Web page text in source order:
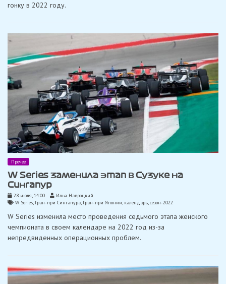
гонку в 2022 году.
Прочее
W Series заменила этап в Сузуке на
Сингапур
28 июля, 14:00
Илья Навроцкий
W Series Гран-при Сингапура Гран-при Японии календарь сезон-2022
W Series изменила место проведения седьмого этапа женского
чемпионата в своем календаре на 2022 год из-за
непредвиденных операционных проблем.